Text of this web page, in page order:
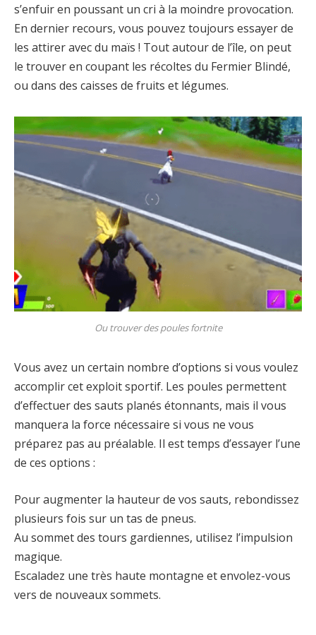
s’enfuir en poussant un cri à la moindre provocation.
En dernier recours, vous pouvez toujours essayer de
les attirer avec du maïs ! Tout autour de l’île, on peut
le trouver en coupant les récoltes du Fermier Blindé,
ou dans des caisses de fruits et légumes.
Ou trouver des poules fortnite
Vous avez un certain nombre d’options si vous voulez
accomplir cet exploit sportif. Les poules permettent
d’effectuer des sauts planés étonnants, mais il vous
manquera la force nécessaire si vous ne vous
préparez pas au préalable. Il est temps d’essayer l’une
de ces options :
Pour augmenter la hauteur de vos sauts, rebondissez
plusieurs fois sur un tas de pneus.
Au sommet des tours gardiennes, utilisez l’impulsion
magique.
Escaladez une très haute montagne et envolez-vous
vers de nouveaux sommets.